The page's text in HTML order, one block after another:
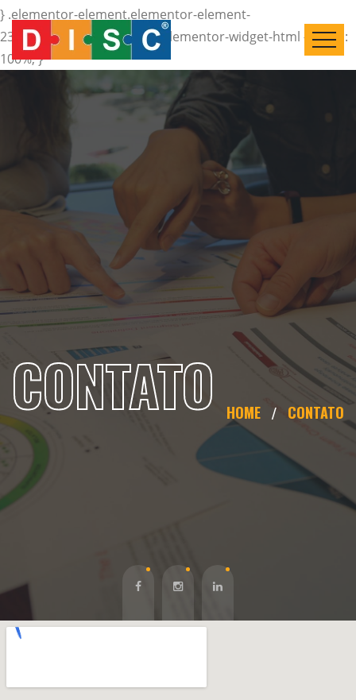
} .elementor-element.elementor-element-
23e42c8.elementor-widget.elementor-widget-html { width:
100%; }
CONTATO HOME CONTATO